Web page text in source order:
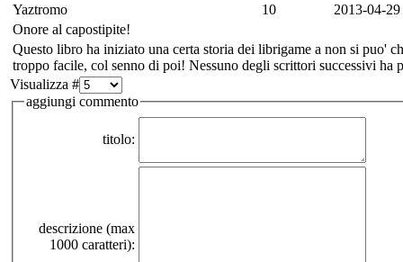
Yaztromo
10
2013-04-
Onore al capostipite!
Questo libro ha iniziato una certa storia dei librigame a non si puo'
troppo facile, col senno di poi! Nessuno degli scrittori successivi
Visualizza #
aggiungi commento
titolo:
descrizione (max
1000 caratteri):